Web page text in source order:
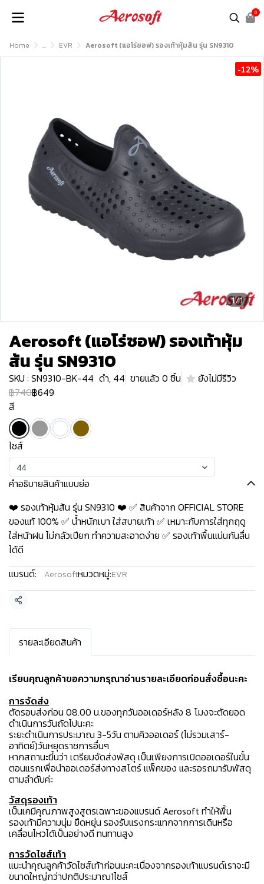
0
Home ... EVR Aerosoft (แอโร่ซอฟ) รองเท้าหุ้มส้น รุ่น SN9310
1/1
-12%
Aerosoft (แอโร่ซอฟ) รองเท้าหุ้ม
ส้น รุ่น SN9310
SKU : SN9310-BK-44 ดำ, 44 ขายแล้ว 0 ชิ้น
ยังไม่มีรีวิว
฿740฿649
สี
ไซส์
44
คำอธิบายสินค้าแบบย่อ
❤️ รองเท้าหุ้มส้น รุ่น SN9310 ❤️ ✅ สินค้าจาก OFFICIAL STORE
ของแท้ 100% ✅ น้ำหนักเบา ใส่สบายเท้า ✅ เหมาะกับการใส่ทุกฤดู
ใส่หน้าฝน ไม่กลัวเปียก ทำความสะอาดง่าย ✅ รองเท้าพื้นแน่นกันลื่น
ได้ดี
แบรนด์:
Aerosoftหมวดหมู่:EVR
แชร์
รายละเอียดสินค้า
เรียนคุณลูกค้าขอความกรุณาอ่านรายละเอียดก่อนสั่งซื้อนะคะ️
การจัดส่ง
ตัดรอบส่งก่อน 08.00 น.ของทุกวันออเดอร์หลัง 8 โมงจะตัดยอด
ดำเนินการวันถัดไปนะคะ
ระยะดำเนินการประมาณ 3-5วัน ตามคิวออเดอร์ (ไม่รวมเสาร์-
อาทิตย์)วันหยุดราชการอื่นๆ
หากสถานะขึ้นว่า เตรียมจัดส่งพัสดุ เป็นเพียงการเปิดออเดอร์ในขั้น
ตอนแรกเพื่อนำออเดอร์ส่งทางสโตร์ แพ็คของ และรอรถมารับพัสดุ
ตามลำดับค่ะ
วัสดุรองเท้า
เป็นเคมีคุณภาพสูงสูตรเฉพาะของแบรนด์ Aerosoft ทำให้พื้น
รองเท้ามีความนุ่ม ยืดหยุ่น รองรับแรงกระแทกจากการเดินหรือ
เคลื่อนไหวได้เป็นอย่างดี ทนทานสูง
การวัดไซส์เท้า
แนะนำคุณลูกค้าวัดไซส์เท้าก่อนนะคะเนื่องจากรองเท้าแบรนด์เราจะมี
ขนาดใหญ่กว่าปกติประมาณ1ไซส์